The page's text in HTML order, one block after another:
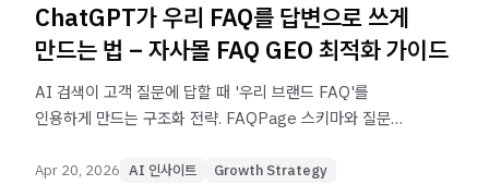
ChatGPT가 우리 FAQ를 답변으로 쓰게
만드는 법 – 자사몰 FAQ GEO 최적화 가이드
AI 검색이 고객 질문에 답할 때 '우리 브랜드 FAQ'를
인용하게 만드는 구조화 전략. FAQPage 스키마와 질문
만드는 실전 가이드.
Apr 20, 2026 AI 인사이트 Growth Strategy